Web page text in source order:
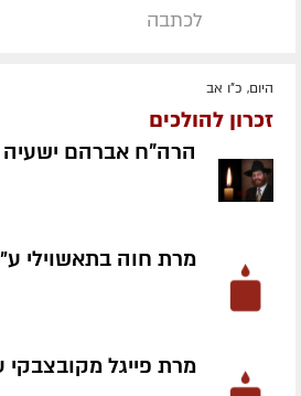
לכתבה
היום, כ"ו אב
זכרון להולכים
הרה"ח אברהם ישעיה
מרת חוה בתאשוילי
מרת פייגל מקובצבקי